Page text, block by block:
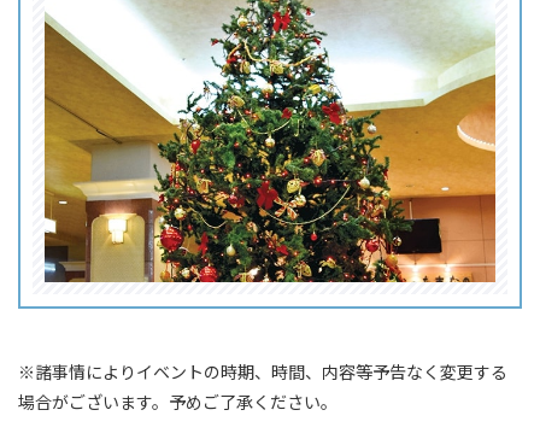
※諸事情によりイベントの時期、時間、内容等予告なく変更する
場合がございます。予めご了承ください。